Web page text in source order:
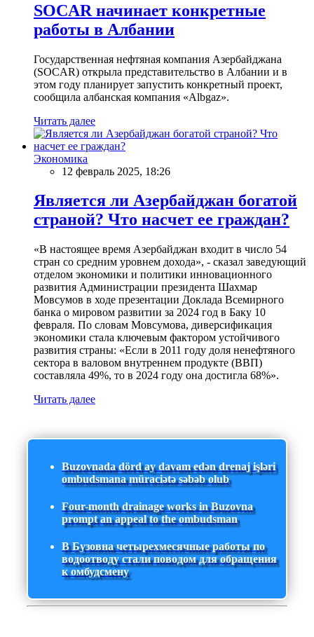
SOCAR начинает конкретные
работы в Албании
Государственная нефтяная компания Азербайджана
(SOCAR) открыла представительство в Албании и в
этом году планирует запустить конкретный проект,
сообщила албанская компания «Albgaz».
Читать далее
Экономика
12 февраль 2025, 18:26
Является ли Азербайджан богатой
страной? Что насчет ее граждан?
«В настоящее время Азербайджан входит в число 54
стран со средним уровнем дохода», - сказал заведующий
отделом экономики и политики инновационного
развития Администрации президента Шахмар
Мовсумов в ходе презентации Доклада Всемирного
банка о мировом развитии за 2024 год в Баку 10
февраля. По словам Мовсумова, диверсификация
экономики стала ключевым фактором устойчивого
развития страны: «Если в 2011 году доля ненефтяного
сектора в валовом внутреннем продукте (ВВП)
составляла 49%, то в 2024 году она достигла 68%».
Читать далее
Buzovnada dörd ay davam edən drenaj işləri
ombudsmana müraciətə səbəb olub
Four-month drainage works in Buzovna
prompt an appeal to the ombudsman
В Бузовна четырехмесячные работы по
водоотводу стали поводом для обращения
к омбудсмену